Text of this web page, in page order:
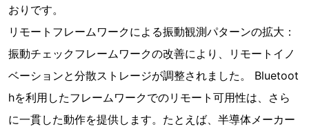
おりです。
リモートフレームワークによる振動観測パターンの拡大：
振動チェックフレームワークの改善により、リモートイノ
ベーションと分散ストレージが調整されました。 Bluetoot
hを利用したフレームワークでのリモート可用性は、さら
に一貫した動作を提供します。たとえば、半導体メーカー